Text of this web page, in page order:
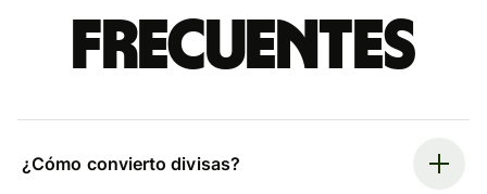
frecuentes
¿Cómo convierto divisas?